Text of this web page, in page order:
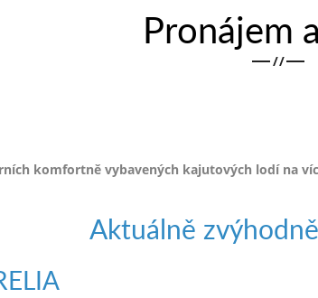
Pronájem
/ /
komfortně vybavených kajutových lodí na
Aktuálně